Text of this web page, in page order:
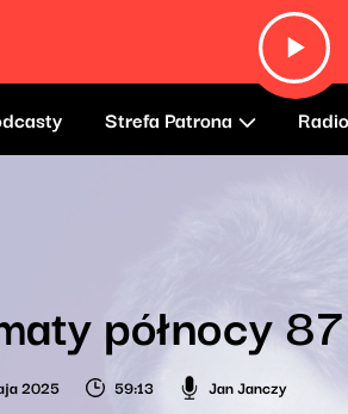
Strefa Patrona Radio
północy 87
2025 59:13 Jan Janczy